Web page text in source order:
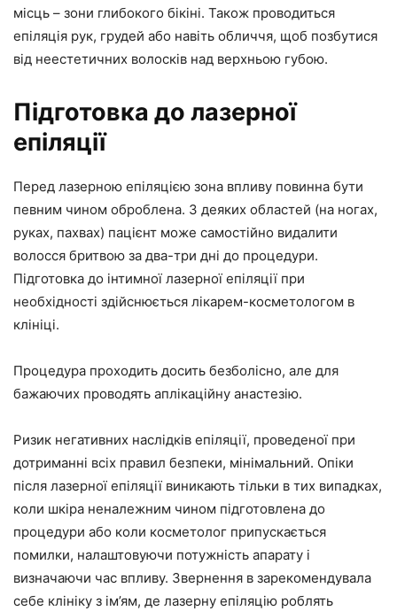
місць – зони глибокого бікіні. Також проводиться
епіляція рук, грудей або навіть обличчя, щоб позбутися
від неестетичних волосків над верхньою губою.
Підготовка до лазерної
епіляції
Перед лазерною епіляцією зона впливу повинна бути
певним чином оброблена. З деяких областей (на ногах,
руках, пахвах) пацієнт може самостійно видалити
волосся бритвою за два-три дні до процедури.
Підготовка до інтимної лазерної епіляції при
необхідності здійснюється лікарем-косметологом в
клініці.
Процедура проходить досить безболісно, але для
бажаючих проводять аплікаційну анастезію.
Ризик негативних наслідків епіляції, проведеної при
дотриманні всіх правил безпеки, мінімальний. Опіки
після лазерної епіляції виникають тільки в тих випадках,
коли шкіра неналежним чином підготовлена до
процедури або коли косметолог припускається
помилки, налаштовуючи потужність апарату і
визначаючи час впливу. Звернення в зарекомендувала
себе клініку з ім’ям, де лазерну епіляцію роблять